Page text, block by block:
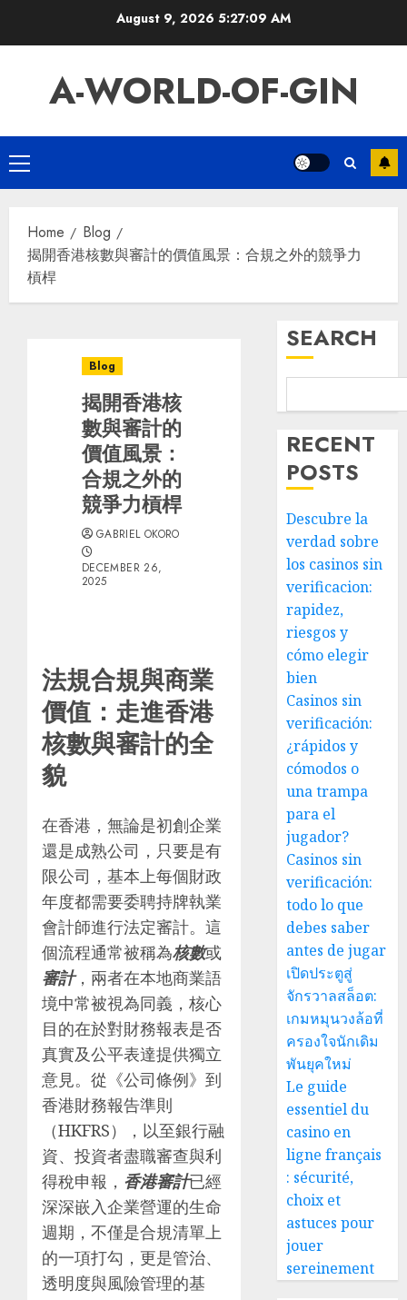
August 9, 20265:27:10 AM
A-WORLD-OF-GIN
Primary
Menu
Home
Blog
揭開香港核數與審計的價值風景：合規之外的競爭力
槓桿
Blog
揭開香港核
數與審計的
價值風景：
合規之外的
競爭力槓桿
GABRIEL OKORO
DECEMBER 26,
2025
法規合規與商業
價值：走進香港
核數與審計的全
貌
在香港，無論是初創企業
還是成熟公司，只要是有
限公司，基本上每個財政
年度都需要委聘持牌執業
會計師進行法定審計。這
個流程通常被稱為核數或
審計，兩者在本地商業語
境中常被視為同義，核心
目的在於對財務報表是否
真實及公平表達提供獨立
意見。從《公司條例》到
香港財務報告準則
（HKFRS），以至銀行融
資、投資者盡職審查與利
得稅申報， 香港審計已經
深深嵌入企業營運的生命
週期，不僅是合規清單上
的一項打勾，更是管治、
透明度與風險管理的基
SEARCH
RECENT
POSTS
Descubre la
verdad sobre
los casinos sin
verificacion:
rapidez,
riesgos y
cómo elegir
bien
Casinos sin
verificación:
¿rápidos y
cómodos o
una trampa
para el
jugador?
Casinos sin
verificación:
todo lo que
debes saber
antes de jugar
เปิดประตูสู่
จักรวาลสล็อต:
เกมหมุนวงล้อที่
ครองใจนักเดิม
พันยุคใหม่
Le guide
essentiel du
casino en
ligne français
: sécurité,
choix et
astuces pour
jouer
sereinement